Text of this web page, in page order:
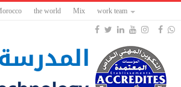
the world Mix work team